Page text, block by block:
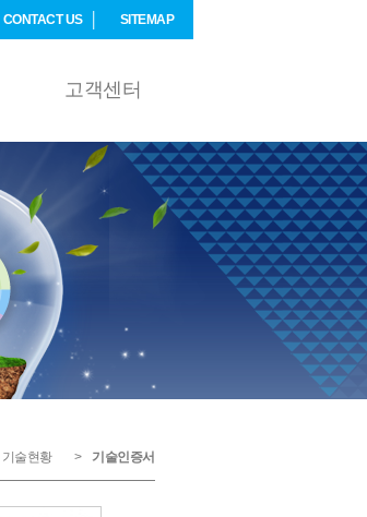
CONTACT US SITEMAP
고객센터
기술현황 기술인증서